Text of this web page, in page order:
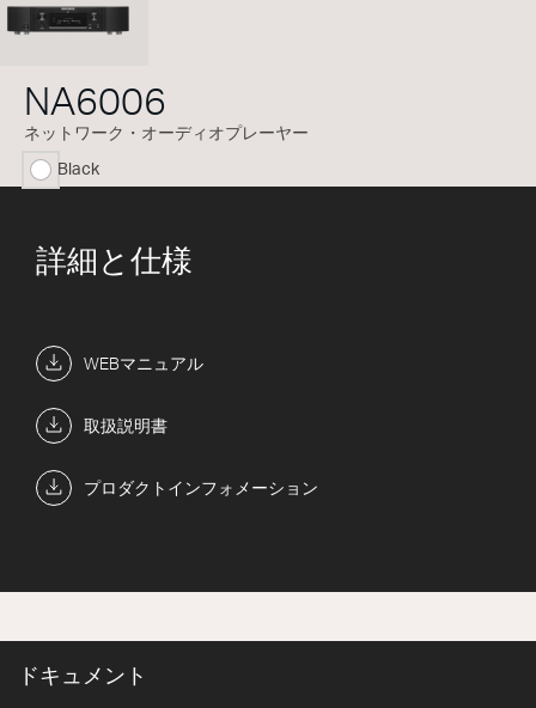
NA6006
ネットワーク・オーディオプレーヤー
selected
Black
詳細と仕様
WEBマニュアル
取扱説明書
プロダクトインフォメーション
ドキュメント